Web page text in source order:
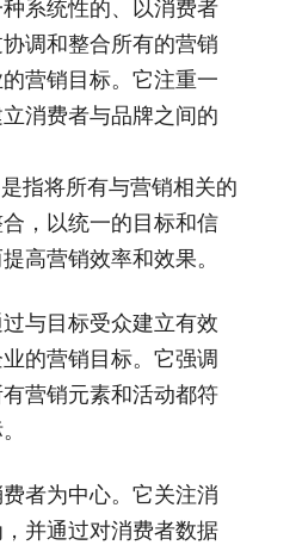
系统性的、以消费者
调和整合所有的营销
营销目标。它注重一
消费者与品牌之间的
是指将所有与营销相关的
，以统一的目标和信
高营销效率和效果。
与目标受众建立有效
的营销目标。它强调
营销元素和活动都符
者为中心。它关注消
并通过对消费者数据